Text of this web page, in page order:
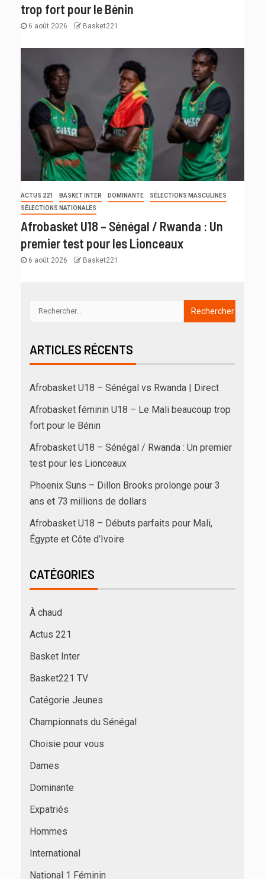
trop fort pour le Bénin
6 août 2026 Basket221
ACTUS 221 BASKET INTER DOMINANTE
SÉLECTIONS MASCULINES
SÉLECTIONS NATIONALES
Afrobasket U18 – Sénégal / Rwanda : Un
premier test pour les Lionceaux
6 août 2026 Basket221
ARTICLES RÉCENTS
Afrobasket U18 – Sénégal vs Rwanda | Direct
Afrobasket féminin U18 – Le Mali beaucoup trop
fort pour le Bénin
Afrobasket U18 – Sénégal / Rwanda : Un premier
test pour les Lionceaux
Phoenix Suns – Dillon Brooks prolonge pour 3
ans et 73 millions de dollars
Afrobasket U18 – Débuts parfaits pour Mali,
Égypte et Côte d’Ivoire
CATÉGORIES
À chaud
Actus 221
Basket Inter
Basket221 TV
Catégorie Jeunes
Championnats du Sénégal
Choisie pour vous
Dames
Dominante
Expatriés
Hommes
International
National 1 Féminin